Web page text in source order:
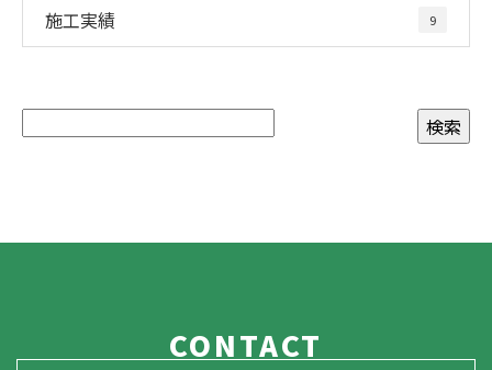
施工実績 9
CONTACT